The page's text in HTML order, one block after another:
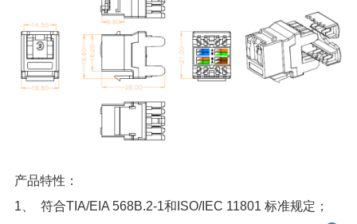
产品特性：
1 、 符合TIA/EIA 568B.2-1和ISO/IEC 11801 标准规定；